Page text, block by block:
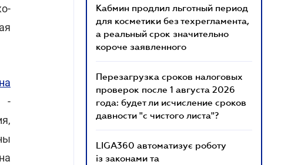
-
Кабмин продлил льготный период
для косметики без техрегламента,
а реальный срок значительно
короче заявленного
Перезагрузка сроков налоговых
проверок после 1 августа 2026
года: будет ли исчисление сроков
давности "с чистого листа"?
LIGA360 автоматизує роботу
із законами та